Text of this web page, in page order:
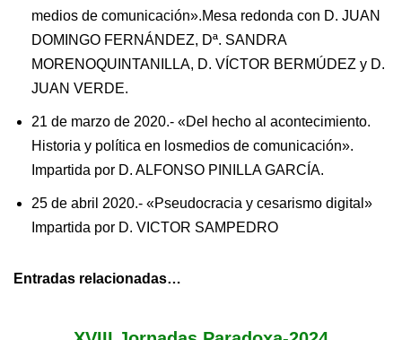
medios de comunicación».Mesa redonda con D. JUAN
DOMINGO FERNÁNDEZ, Dª. SANDRA
MORENOQUINTANILLA, D. VÍCTOR BERMÚDEZ y D.
JUAN VERDE.
21 de marzo de 2020.- «Del hecho al acontecimiento.
Historia y política en losmedios de comunicación».
Impartida por D. ALFONSO PINILLA GARCÍA.
25 de abril 2020.- «Pseudocracia y cesarismo digital»
Impartida por D. VICTOR SAMPEDRO
Entradas relacionadas…